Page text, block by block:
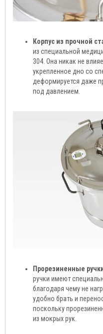
Корпус из прочной
из специальной
304. Она никак не
укрепленное дно со
деформируется даже
под давлением.
Прорезиненные
ручки имеют
благодаря чему не
удобно брать и
поскольку
из мокрых рук.